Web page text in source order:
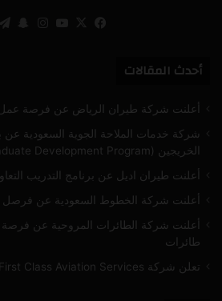
فيسبوك
‫X
‫YouTube
أحدث المقالات
أعلنت شركة طيران الرياض عن فرصة
شركة خدمات الملاحة الجوية السعودية عن
الخريجين (AFAAQ – Graduate Development Program)
أعلنت طيران اديل عن برنامج التدريب التعاوني
أعلنت شركة الخطوط السعودية عن
أعلنت شركة الطائرات المروحية عن
طائرات
تعلن شركة First Class Aviation Services عن توفر فرص وظيفية